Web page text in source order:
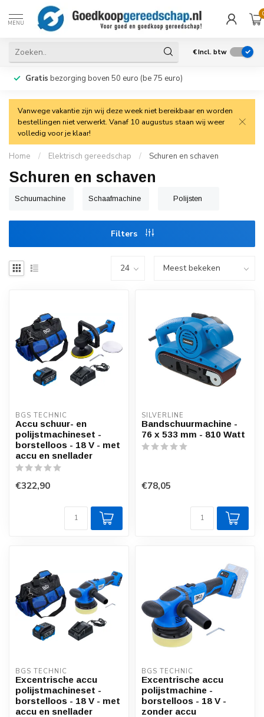
MENU
€Incl. btw
Gratis bezorging boven 50 euro (be 75 euro)
Vanwege vakantie zijn wij deze week niet bereikbaar en worden
bestellingen niet verwerkt. Vanaf 10 augustus staan wij weer
volledig voor je klaar!
Home / Elektrisch gereedschap / Schuren en schaven
Schuren en schaven
Schuumachine Schaafmachine Polijsten
Filters
BGS TECHNIC
Accu schuur- en
polijstmachineset -
borstelloos - 18 V - met
accu en snellader
€322,90
SILVERLINE
Bandschuurmachine -
76 x 533 mm - 810 Watt
€78,05
BGS TECHNIC
Excentrische accu
polijstmachineset -
borstelloos - 18 V - met
accu en snellader
BGS TECHNIC
Excentrische accu
polijstmachine -
borstelloos - 18 V -
zonder accu